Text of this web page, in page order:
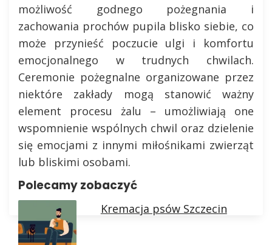
możliwość godnego pożegnania i
zachowania prochów pupila blisko siebie, co
może przynieść poczucie ulgi i komfortu
emocjonalnego w trudnych chwilach.
Ceremonie pożegnalne organizowane przez
niektóre zakłady mogą stanowić ważny
element procesu żalu – umożliwiają one
wspomnienie wspólnych chwil oraz dzielenie
się emocjami z innymi miłośnikami zwierząt
lub bliskimi osobami.
Polecamy zobaczyć
Kremacja psów Szczecin